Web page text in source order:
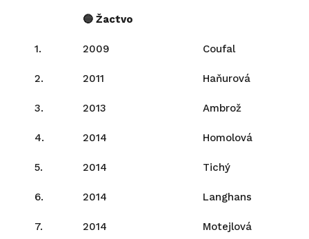
🔵 Žactvo
1. 2009 Coufal
2. 2011 Haňurová
3. 2013 Ambrož
4. 2014 Homolová
5. 2014 Tichý
6. 2014 Langhans
7. 2014 Motejlová